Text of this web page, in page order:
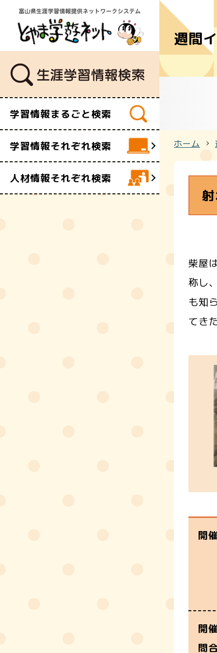
学習情報まるごと検索
学習情報それぞれ検索
学習講座
人材情報それぞれ検索
講師・指
ボランテ
週間
ホーム
柴屋
称し
も知
てき
開
開
問